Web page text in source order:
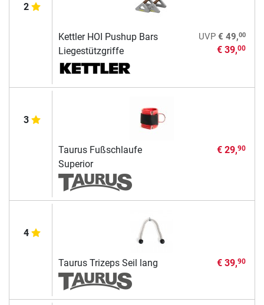
2
Kettler HOI Pushup Bars
Liegestützgriffe
UVP € 49,00
€ 39,00
3
Taurus Fußschlaufe
Superior
€ 29,90
4
Taurus Trizeps Seil lang € 39,90